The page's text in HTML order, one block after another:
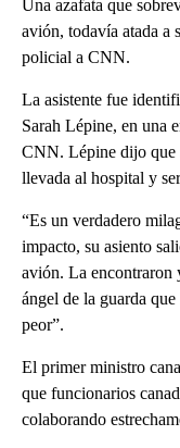
Una azafata que
avión, todavía atada a
policial a CNN.
La asistente fue
Sarah Lépine, en una
CNN. Lépine dijo que
llevada al hospital y
“Es un verdadero
impacto, su asiento
avión. La encontraron
ángel de la guarda
peor”.
El primer ministro
que funcionarios
colaborando